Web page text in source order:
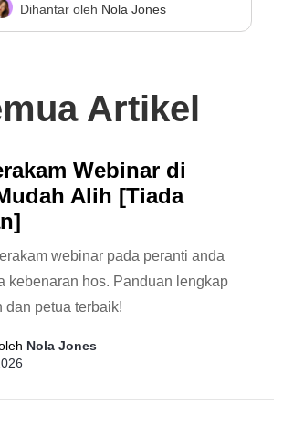
Dihantar oleh Nola Jones
Artikel
Webinar di
Alih [Tiada
webinar pada peranti anda
kebenaran hos. Panduan lengkap
dan petua terbaik!
Nola Jones